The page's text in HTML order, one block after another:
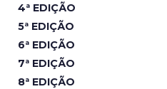
4ª EDIÇÃO
5ª EDIÇÃO
6ª EDIÇÃO
7ª EDIÇÃO
8ª EDIÇÃO